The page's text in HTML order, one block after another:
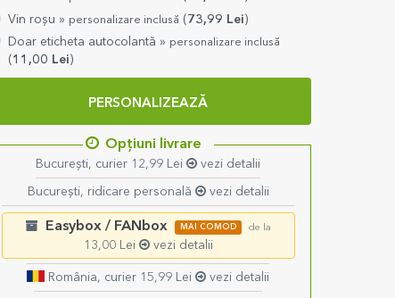
Vin roșu » personalizare inclusă ( 73,99 Lei )
Doar eticheta autocolantă » personalizare inclusă
( 11,00 Lei )
PERSONALIZEAZĂ
Opțiuni livrare
București, curier 12,99 Lei vezi detalii
București, ridicare personală vezi detalii
Easybox / FANbox MAI COMOD de la
13,00 Lei vezi detalii
România, curier 15,99 Lei vezi detalii